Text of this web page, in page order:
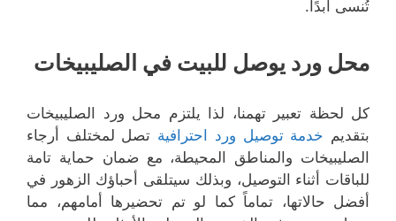
تُنسى أبدًا.
محل ورد يوصل للبيت في الصليبيخات
كل لحظة تعبير تهمنا، لذا يلتزم محل ورد الصليبيخات
بتقديم خدمة توصيل ورد احترافية تصل لمختلف أرجاء
الصليبيخات والمناطق المحيطة، مع ضمان حماية تامة
للباقات أثناء التوصيل، وبذلك سيتلقى أحباؤك الزهور في
أفضل حالاتها، تماماً كما لو تم تحضيرها أمامهم، مما